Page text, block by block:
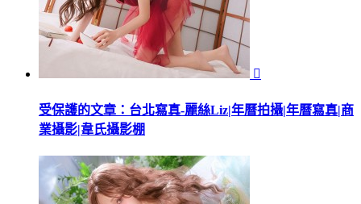

受保護的文章：台北寫真-麗絲Liz|年曆拍攝|年曆寫真|商
業攝影|韋氏攝影棚